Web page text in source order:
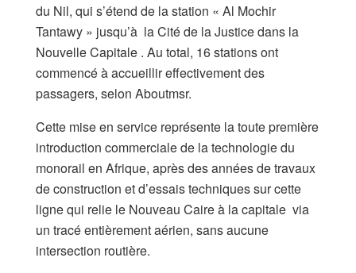
du Nil, qui s’étend de la station « Al Mochir
Tantawy » jusqu’à la Cité de la Justice dans la
Nouvelle Capitale . Au total, 16 stations ont
commencé à accueillir effectivement des
passagers, selon Aboutmsr.
​Cette mise en service représente la toute première
introduction commerciale de la technologie du
monorail en Afrique, après des années de travaux
de construction et d’essais techniques sur cette
ligne qui relie le Nouveau Caire à la capitale via
un tracé entièrement aérien, sans aucune
intersection routière.